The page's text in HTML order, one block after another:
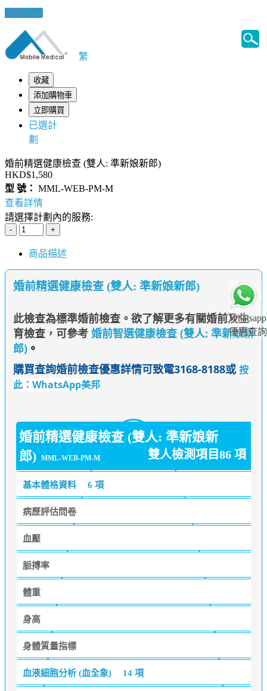
健康錦囊
Whatsapp
優惠查詢
繁
收藏
添加購物車
立即購買
已選計
劃
婚前精選健康檢查 (雙人: 準新娘新郎)
HKD$1,580
型 號： MML-WEB-PM-M
查看詳情
請選擇計劃內的服務:
商品描述
婚前精選健康檢查 (雙人: 準新娘新郎)
此檢查為標準婚前檢查。欲了解更多有關婚前及生
育檢查，可參考 婚前智選健康檢查 (雙人: 準新娘新
郎)。
購買查詢婚前檢查優惠詳情可致電3168-8188或 按
此：WhatsApp美邦
婚前精選健康檢查 (雙人: 準新娘新
郎) MML-WEB-PM-M 雙人檢測項目86 項
基本體格資料 6 項
病歷評估問卷
血壓
脈搏率
體重
身高
身體質量指標
血液細胞分析 (血全象) 14 項